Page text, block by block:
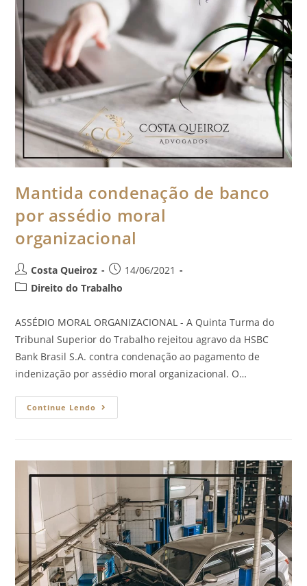
Mantida condenação de banco
por assédio moral
organizacional
Costa Queiroz
14/06/2021
Direito do Trabalho
ASSÉDIO MORAL ORGANIZACIONAL - A Quinta Turma do
Tribunal Superior do Trabalho rejeitou agravo da HSBC
Bank Brasil S.A. contra condenação ao pagamento de
indenização por assédio moral organizacional. O…
Continue Lendo